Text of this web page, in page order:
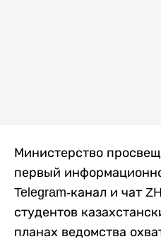
Министерство
первый
Telegram-канал и чат
студентов
планах ведомства